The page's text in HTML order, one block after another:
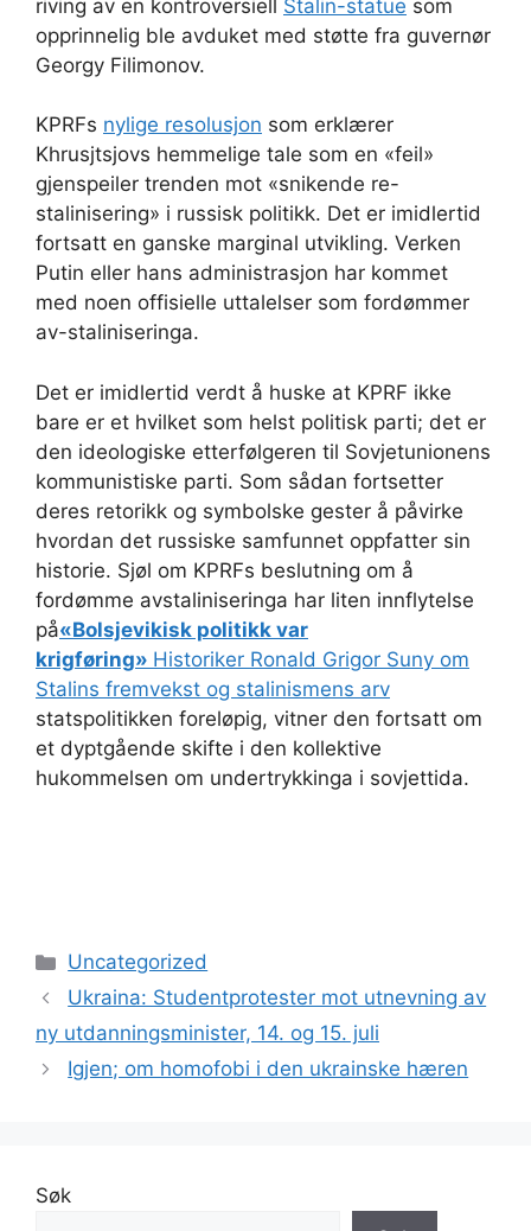
riving av en kontroversiell Stalin-statue som
opprinnelig ble avduket med støtte fra guvernør
Georgy Filimonov.
KPRFs nylige resolusjon som erklærer
Khrusjtsjovs hemmelige tale som en «feil»
gjenspeiler trenden mot «snikende re-
stalinisering» i russisk politikk. Det er imidlertid
fortsatt en ganske marginal utvikling. Verken
Putin eller hans administrasjon har kommet
med noen offisielle uttalelser som fordømmer
av-staliniseringa.
Det er imidlertid verdt å huske at KPRF ikke
bare er et hvilket som helst politisk parti; det er
den ideologiske etterfølgeren til Sovjetunionens
kommunistiske parti. Som sådan fortsetter
deres retorikk og symbolske gester å påvirke
hvordan det russiske samfunnet oppfatter sin
historie. Sjøl om KPRFs beslutning om å
fordømme avstaliniseringa har liten innflytelse
på«Bolsjevikisk politikk var
krigføring» Historiker Ronald Grigor Suny om
Stalins fremvekst og stalinismens arv
statspolitikken foreløpig, vitner den fortsatt om
et dyptgående skifte i den kollektive
hukommelsen om undertrykkinga i sovjettida.
Kategorier
Uncategorized
Ukraina: Studentprotester mot utnevning av
ny utdanningsminister, 14. og 15. juli
Igjen; om homofobi i den ukrainske hæren
Søk